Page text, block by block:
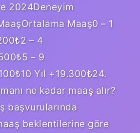
2024Deneyim
Maaş0 – 1
– 4
– 9
Yıl +19.300₺24.
ne kadar maaş alır?
başvurularında
beklentilerine göre